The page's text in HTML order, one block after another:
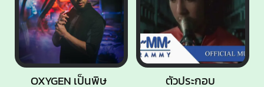
ตัวประกอบ
OXYGEN เป็นพิษ